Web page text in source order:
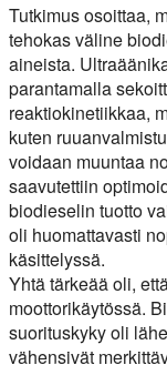
Tutkimus osoittaa,
tehokas väline
aineista.
parantamalla
reaktiokinetiikkaa,
kuten
voidaan muuntaa
saavutettiin
biodieselin tuotto
oli huomattavasti
käsittelyssä.
Yhtä tärkeää oli,
moottorikäytössä.
suorituskyky oli
vähensivät